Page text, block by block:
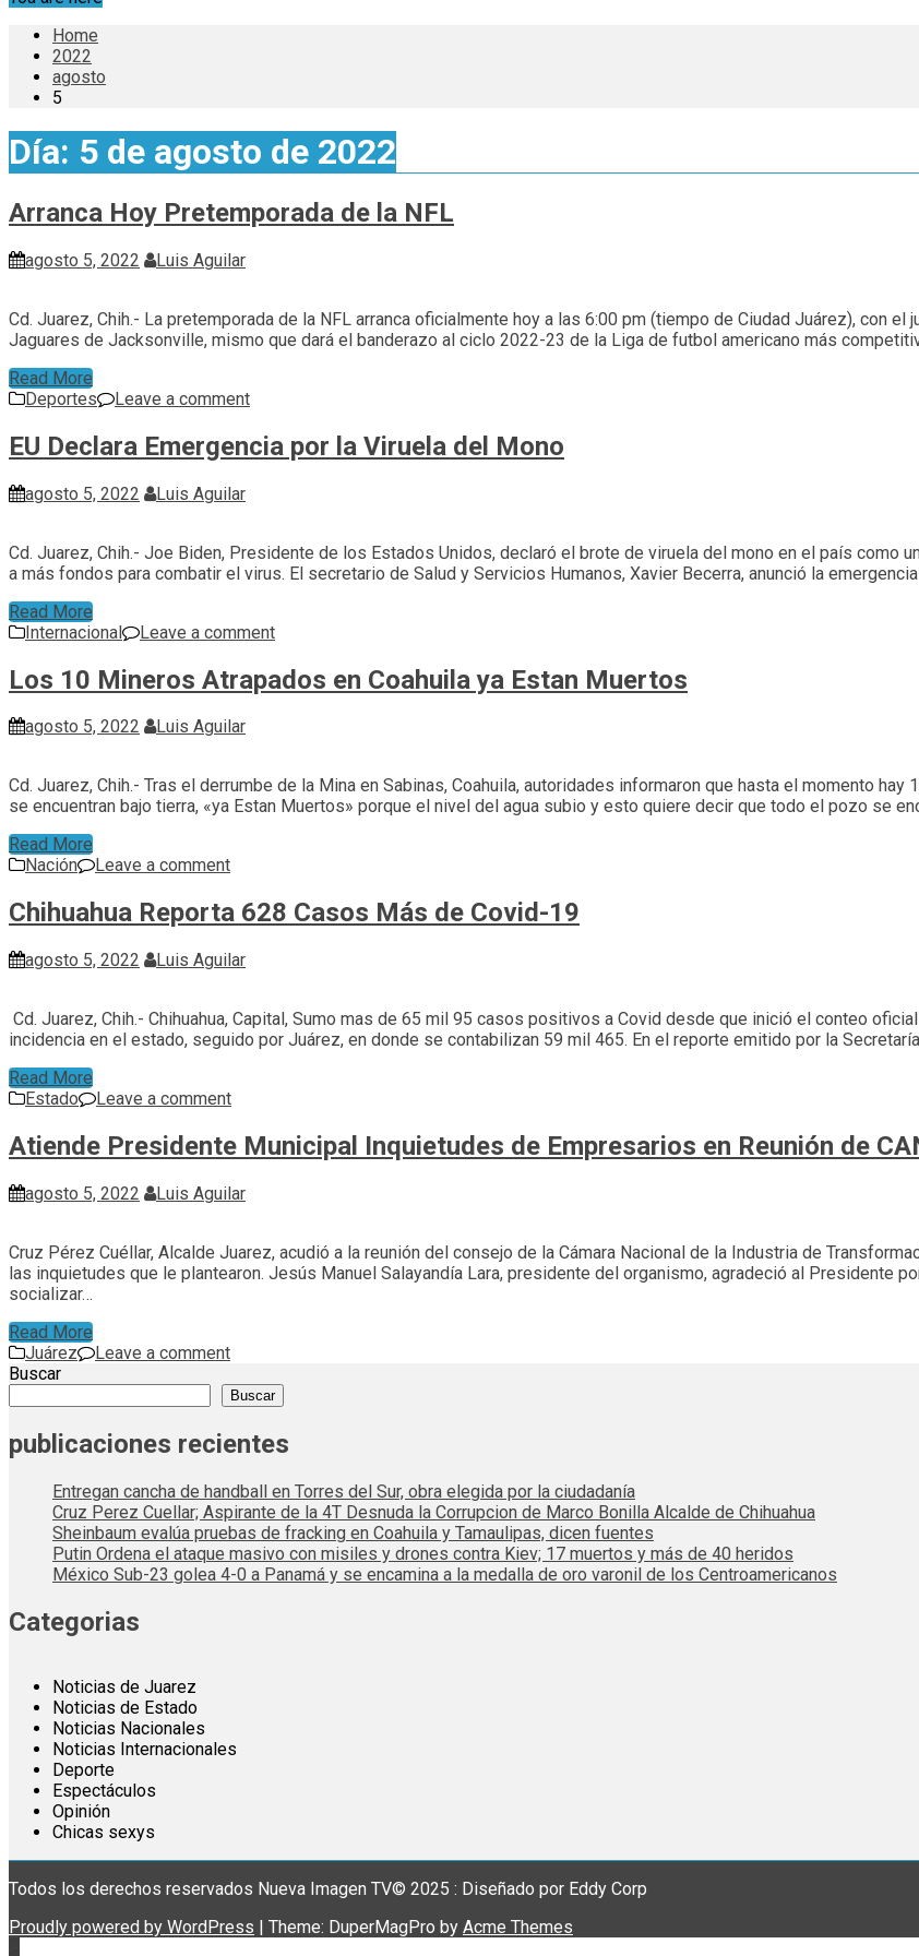
Home
2022
agosto
5
Día: 5 de agosto de 2022
Arranca Hoy Pretemporada de la NFL
agosto 5, 2022 Luis Aguilar
Cd. Juarez, Chih.- La pretemporada de la NFL arranca oficialmente hoy a las 6:00 pm (tiempo de Ciudad Juárez), con
Jaguares de Jacksonville, mismo que dará el banderazo al ciclo 2022-23 de la Liga de futbol americano más
Read More
Deportes
Leave a comment
EU Declara Emergencia por la Viruela del Mono
agosto 5, 2022 Luis Aguilar
Cd. Juarez, Chih.- Joe Biden, Presidente de los Estados Unidos, declaró el brote de viruela del mono en el país como
a más fondos para combatir el virus. El secretario de Salud y Servicios Humanos, Xavier Becerra, anunció la
Read More
Internacional
Leave a comment
Los 10 Mineros Atrapados en Coahuila ya Estan Muertos
agosto 5, 2022 Luis Aguilar
Cd. Juarez, Chih.- Tras el derrumbe de la Mina en Sabinas, Coahuila, autoridades informaron que hasta el momento
se encuentran bajo tierra, «ya Estan Muertos» porque el nivel del agua subio y esto quiere decir que todo el pozo se
Read More
Nación
Leave a comment
Chihuahua Reporta 628 Casos Más de Covid-19
agosto 5, 2022 Luis Aguilar
Cd. Juarez, Chih.- Chihuahua, Capital, Sumo mas de 65 mil 95 casos positivos a Covid desde que inició el conteo
incidencia en el estado, seguido por Juárez, en donde se contabilizan 59 mil 465. En el reporte emitido por la
Read More
Estado
Leave a comment
Atiende Presidente Municipal Inquietudes de Empresarios en Reunión de
agosto 5, 2022 Luis Aguilar
Cruz Pérez Cuéllar, Alcalde Juarez, acudió a la reunión del consejo de la Cámara Nacional de la Industria de
las inquietudes que le plantearon. Jesús Manuel Salayandía Lara, presidente del organismo, agradeció al Presidente
socializar…
Read More
Juárez
Leave a comment
Buscar
Buscar
publicaciones recientes
Entregan cancha de handball en Torres del Sur, obra elegida por la ciudadanía
Cruz Perez Cuellar; Aspirante de la 4T Desnuda la Corrupcion de Marco Bonilla Alcalde de Chihuahua
Sheinbaum evalúa pruebas de fracking en Coahuila y Tamaulipas, dicen fuentes
Putin Ordena el ataque masivo con misiles y drones contra Kiev; 17 muertos y más de 40 heridos
México Sub-23 golea 4-0 a Panamá y se encamina a la medalla de oro varonil de los Centroamericanos
Categorias
Noticias de Juarez
Noticias de Estado
Noticias Nacionales
Noticias Internacionales
Deporte
Espectáculos
Opinión
Chicas sexys
Todos los derechos reservados Nueva Imagen TV© 2025 : Diseñado por Eddy Corp
Proudly powered by WordPress | Theme: DuperMagPro by Acme Themes